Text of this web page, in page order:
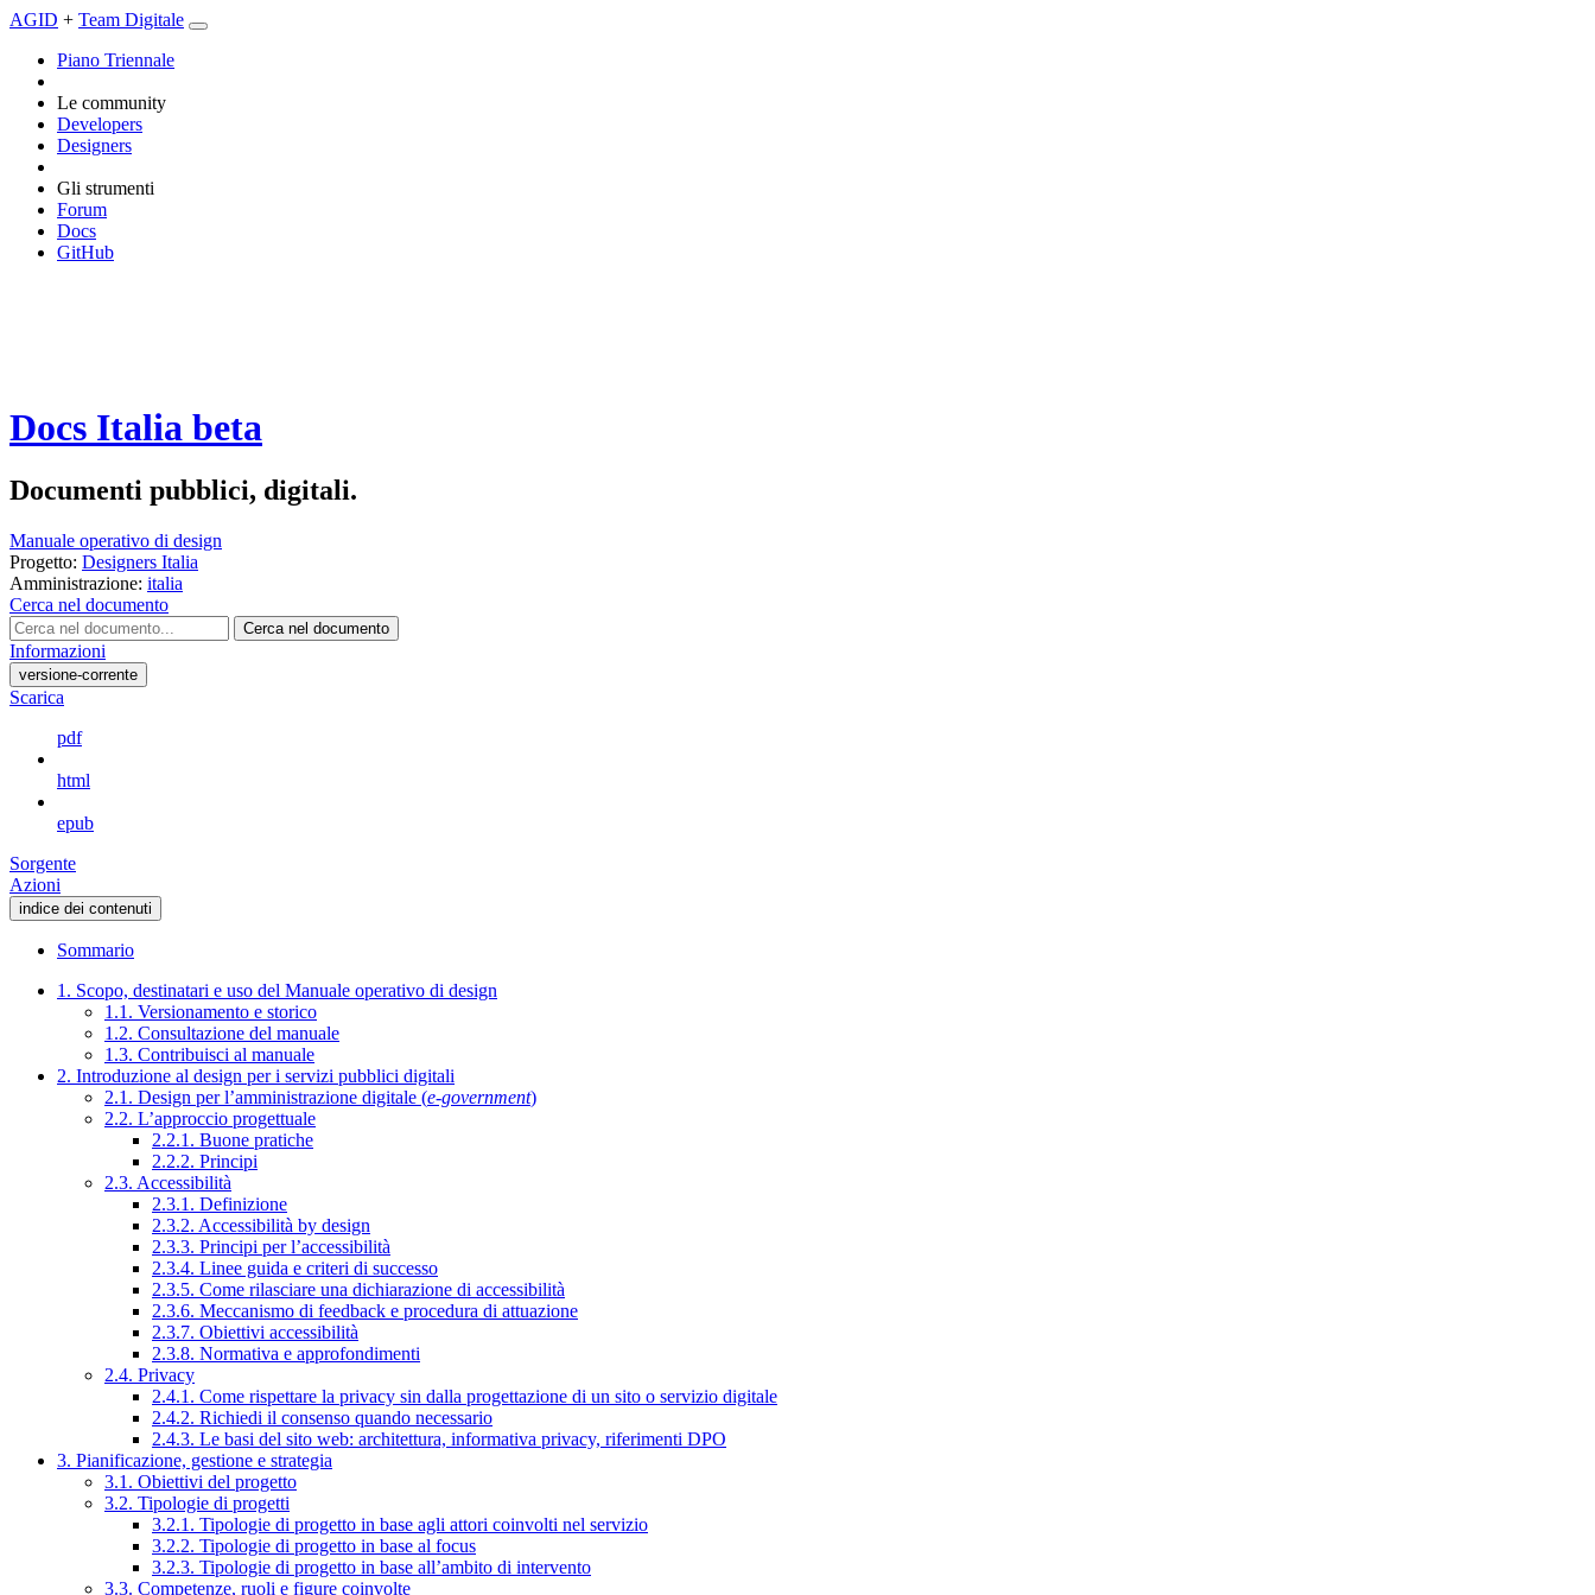
AGID + Team Digitale
Piano Triennale
Le community
Developers
Designers
Gli strumenti
Forum
Docs
GitHub
Docs Italia beta
Documenti pubblici, digitali.
Manuale operativo di design
Progetto: Designers Italia
Amministrazione: italia
Cerca nel documento
Cerca nel documento
Informazioni
versione-corrente
Scarica
pdf
html
epub
Sorgente
Azioni
indice dei contenuti
Sommario
1. Scopo, destinatari e uso del Manuale operativo di design
1.1. Versionamento e storico
1.2. Consultazione del manuale
1.3. Contribuisci al manuale
2. Introduzione al design per i servizi pubblici digitali
2.1. Design per l’amministrazione digitale (e-government)
2.2. L’approccio progettuale
2.2.1. Buone pratiche
2.2.2. Principi
2.3. Accessibilità
2.3.1. Definizione
2.3.2. Accessibilità by design
2.3.3. Principi per l’accessibilità
2.3.4. Linee guida e criteri di successo
2.3.5. Come rilasciare una dichiarazione di accessibilità
2.3.6. Meccanismo di feedback e procedura di attuazione
2.3.7. Obiettivi accessibilità
2.3.8. Normativa e approfondimenti
2.4. Privacy
2.4.1. Come rispettare la privacy sin dalla progettazione di un sito o servizio digitale
2.4.2. Richiedi il consenso quando necessario
2.4.3. Le basi del sito web: architettura, informativa privacy, riferimenti DPO
3. Pianificazione, gestione e strategia
3.1. Obiettivi del progetto
3.2. Tipologie di progetti
3.2.1. Tipologie di progetto in base agli attori coinvolti nel servizio
3.2.2. Tipologie di progetto in base al focus
3.2.3. Tipologie di progetto in base all’ambito di intervento
3.3. Competenze, ruoli e figure coinvolte